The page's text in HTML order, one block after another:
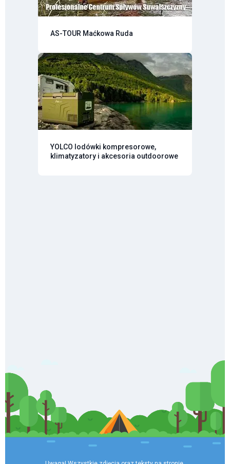
AS-TOUR Maćkowa Ruda
YOLCO lodówki kompresorowe,
klimatyzatory i akcesoria outdoorowe